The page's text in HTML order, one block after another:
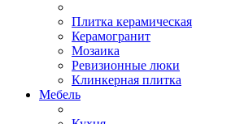
Плитка керамическая
Керамогранит
Мозаика
Ревизионные люки
Клинкерная плитка
Мебель